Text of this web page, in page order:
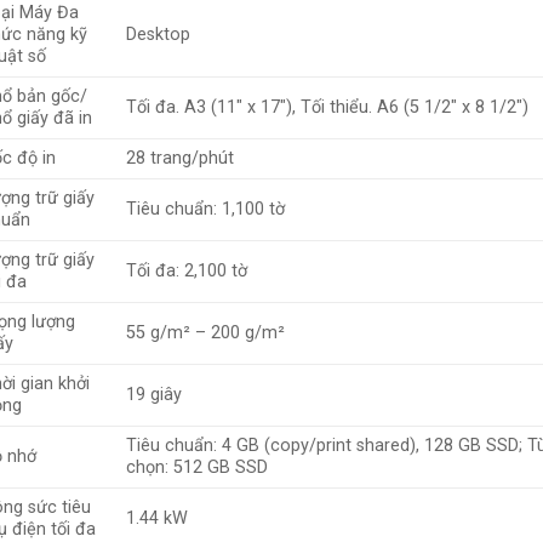
Máy Đa
năng kỹ
số
Desktop
bản gốc/
giấy đã in
Tối đa. A3 (11″ x 17″), Tối thiểu. A6 (5 1/2″ x 8 1/2″)
độ in
28 trang/phút
trữ giấy
Tiêu chuẩn: 1,100 tờ
trữ giấy
đa
Tối đa: 2,100 tờ
lượng
55 g/m² – 200 g/m²
gian khởi
19 giây
nhớ
Tiêu chuẩn: 4 GB (copy/print shared), 128 GB SSD;
chọn: 512 GB SSD
sức tiêu
điện tối đa
1.44 kW